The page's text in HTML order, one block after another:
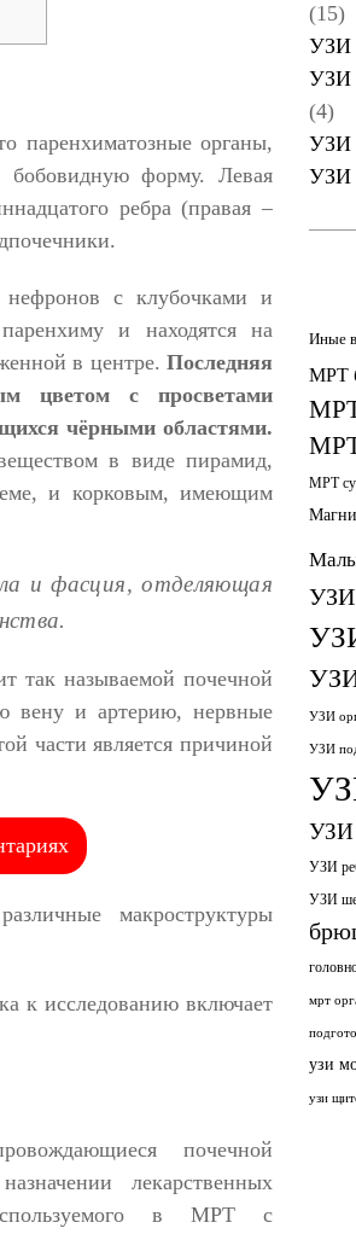
паренхиматозные органы,
форму. Левая
ребра (правая –
нефронов с клубочками и
и находятся на
в центре. Последняя
цветом с просветами
чёрными областями.
в виде пирамид,
и корковым, имеющим
и фасция, отделяющая
так называемой почечной
вену и артерию, нервные
части является причиной
макроструктуры
к исследованию включает
почечной
лекарственных
в МРТ с
(15)
УЗИ
УЗИ
(4)
УЗИ
УЗИ
Иные
МРТ
МРТ
МРТ
МРТ
УЗИ
УЗИ
УЗИ
УЗИ
УЗИ
УЗИ
УЗИ
мрт
узи
узи